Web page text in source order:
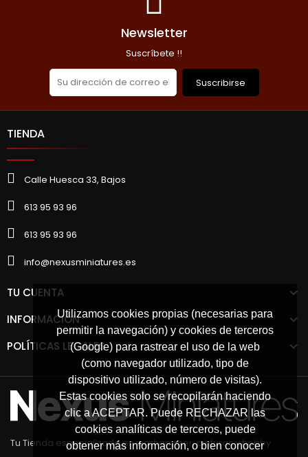
Utilizamos cookies propias (necesarias para
permitir la navegación) y cookies de terceros
(Google) para rastrear el uso de la web
(como navegador utilizado, tipo de
dispositivo utilizado, número de visitas).
Estas cookies solo se recopilarán haciendo
clic a ACEPTAR. Puede RECHAZAR las
cookies analíticas de terceros, puede
obtener más información, o bien conocer
Newsletter
Suscríbete !!
Suscribirse
TIENDA
Calle Huesca 33, Bajos
613 95 93 96
613 95 93 96
info@nexusminiatures.es
TU CUENTA
INFORMACIÓN
POLÍTICAS LEGALES
Tu Tienda especializada en warhammer, pinturas y hobby